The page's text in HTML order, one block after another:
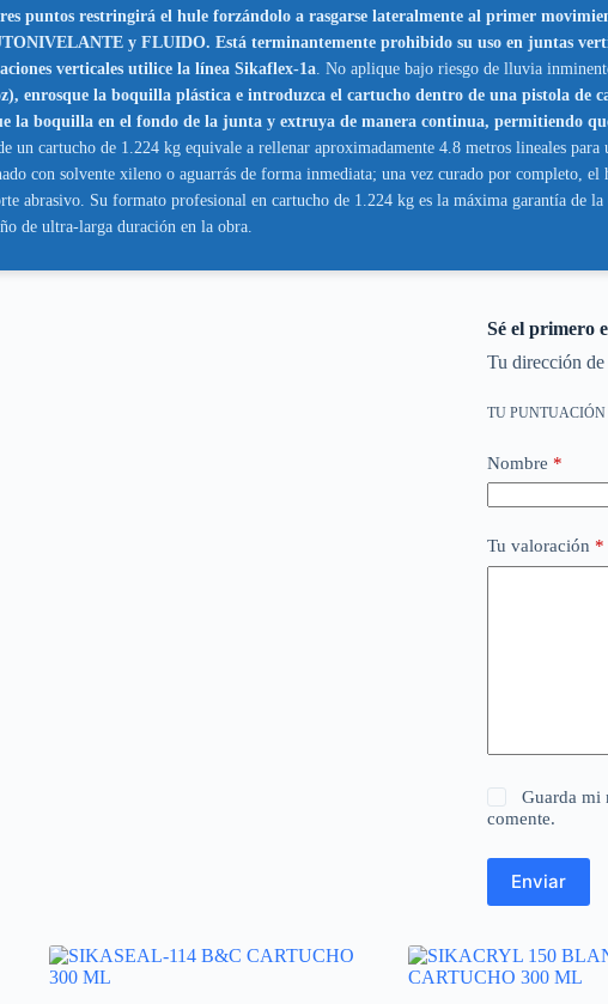
puntos restringirá el hule forzándolo a rasgarse lateralmente al primer
y FLUIDO. Está terminantemente prohibido su uso en juntas
verticales utilice la línea Sikaflex-1a . No aplique bajo riesgo de lluvia
enrosque la boquilla plástica e introduzca el cartucho dentro de una pistola de
la boquilla en el fondo de la junta y extruya de manera continua, permitiendo
un cartucho de 1.224 kg equivale a rellenar aproximadamente 4.8 metros lineales
con solvente xileno o aguarrás de forma inmediata; una vez curado por completo,
abrasivo. Su formato profesional en cartucho de 1.224 kg es la máxima garantía de
de ultra-larga duración en la obra.
Sé el primero
Tu dirección
TU PUNTUACIÓN
Nombre *
Tu valoración *
Guarda mi
comente.
Enviar